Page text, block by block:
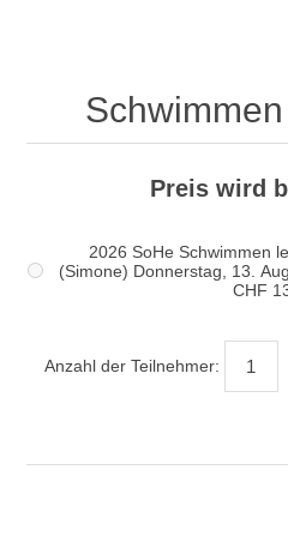
Preis wird
2026 SoHe Schwimmen
(Simone) Donnerstag, 13. August
CHF
Anzahl der Teilnehmer: